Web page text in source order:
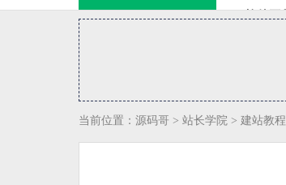
当前位置： 源码哥 > 站长学院 > 建站教程